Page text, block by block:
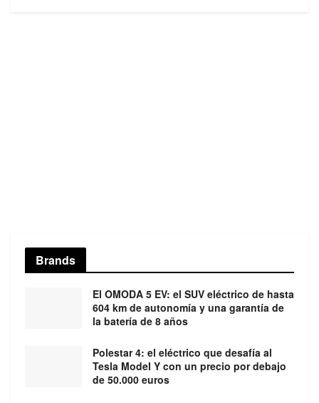
Brands
El OMODA 5 EV: el SUV eléctrico de hasta
604 km de autonomía y una garantía de
la batería de 8 años
Polestar 4: el eléctrico que desafía al
Tesla Model Y con un precio por debajo
de 50.000 euros